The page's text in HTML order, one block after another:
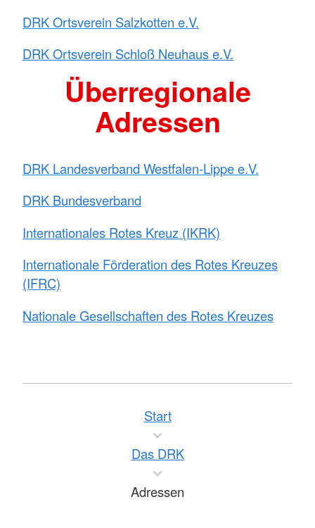
DRK Ortsverein Salzkotten e.V.
DRK Ortsverein Schloß Neuhaus e.V.
Überregionale
Adressen
DRK Landesverband Westfalen-Lippe e.V.
DRK Bundesverband
Internationales Rotes Kreuz (IKRK)
Internationale Förderation des Rotes Kreuzes
(IFRC)
Nationale Gesellschaften des Rotes Kreuzes
Start
Das DRK
Adressen